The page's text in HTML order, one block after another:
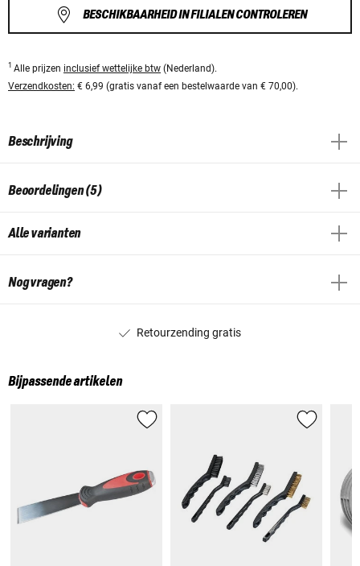
BESCHIKBAARHEID IN FILIALEN CONTROLEREN
1 Alle prijzen inclusief wettelijke btw (Nederland).
Verzendkosten: € 6,99 (gratis vanaf een bestelwaarde van € 70,00).
Beschrijving
Beoordelingen (5)
Alle varianten
Nog vragen?
Retourzending gratis
Bijpassende artikelen